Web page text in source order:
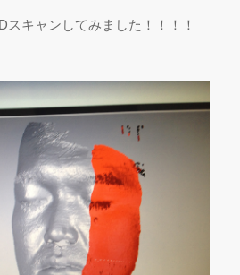
スキャンしてみました！！！！